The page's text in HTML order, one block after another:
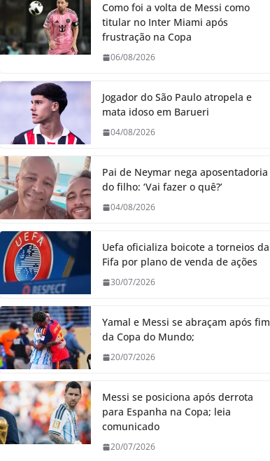
Como foi a volta de Messi como
titular no Inter Miami após
frustração na Copa
06/08/2026
Jogador do São Paulo atropela e
mata idoso em Barueri
04/08/2026
Pai de Neymar nega aposentadoria
do filho: ‘Vai fazer o quê?’
04/08/2026
Uefa oficializa boicote a torneios da
Fifa por plano de venda de ações
30/07/2026
Yamal e Messi se abraçam após fim
da Copa do Mundo;
20/07/2026
Messi se posiciona após derrota
para Espanha na Copa; leia
comunicado
20/07/2026